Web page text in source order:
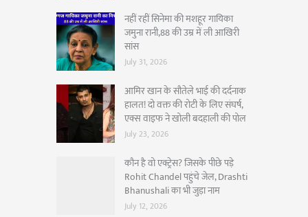
नहीं रहीं सिनेमा की मशहूर गायिका
जमुना रानी,88 की उम्र में ली आखिरी
सांस
July 31, 2026
आमिर खान के सौतेले भाई की दर्दनाक
हालत! दो वक्त की रोटी के लिए संघर्ष,
एक्स वाइफ ने खोली बदहाली की पोल
July 23, 2026
कौन है वो एक्ट्रेस? जिसके पीछे पड़े
Rohit Chandel पहुंचे जेल, Drashti
Bhanushali का भी जुड़ा नाम
July 12, 2026